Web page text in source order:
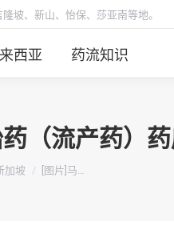
坡、新山、怡保、莎亚南等地。
西亚 药流知识
（流产药）
：
加坡 [图片]马…